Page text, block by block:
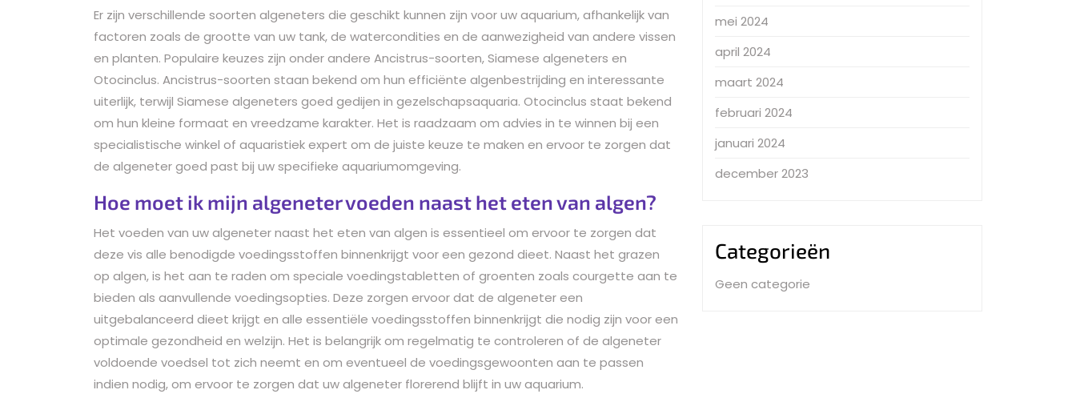
Er zijn verschillende soorten algeneters die geschikt kunnen zijn voor uw aquarium, afhankelijk van
factoren zoals de grootte van uw tank, de watercondities en de aanwezigheid van andere vissen
en planten. Populaire keuzes zijn onder andere Ancistrus-soorten, Siamese algeneters en
Otocinclus. Ancistrus-soorten staan bekend om hun efficiënte algenbestrijding en interessante
uiterlijk, terwijl Siamese algeneters goed gedijen in gezelschapsaquaria. Otocinclus staat bekend
om hun kleine formaat en vreedzame karakter. Het is raadzaam om advies in te winnen bij een
specialistische winkel of aquaristiek expert om de juiste keuze te maken en ervoor te zorgen dat
de algeneter goed past bij uw specifieke aquariumomgeving.
Hoe moet ik mijn algeneter voeden naast het eten van algen?
Het voeden van uw algeneter naast het eten van algen is essentieel om ervoor te zorgen dat
deze vis alle benodigde voedingsstoffen binnenkrijgt voor een gezond dieet. Naast het grazen
op algen, is het aan te raden om speciale voedingstabletten of groenten zoals courgette aan te
bieden als aanvullende voedingsopties. Deze zorgen ervoor dat de algeneter een
uitgebalanceerd dieet krijgt en alle essentiële voedingsstoffen binnenkrijgt die nodig zijn voor een
optimale gezondheid en welzijn. Het is belangrijk om regelmatig te controleren of de algeneter
voldoende voedsel tot zich neemt en om eventueel de voedingsgewoonten aan te passen
indien nodig, om ervoor te zorgen dat uw algeneter florerend blijft in uw aquarium.
mei 2024
april 2024
maart 2024
februari 2024
januari 2024
december 2023
Categorieën
Geen categorie